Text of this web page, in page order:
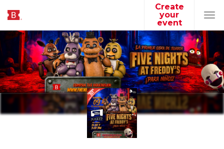
Create
your
event